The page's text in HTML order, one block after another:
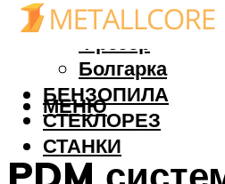
Дрель
Фрезер
Болгарка
БЕНЗОПИЛА
СТЕКЛОРЕЗ
СТАНКИ
МЕНЮ